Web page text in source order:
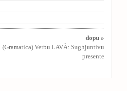
dopu »
(Gramatica) Verbu LAVÀ: Sughjuntivu
presente